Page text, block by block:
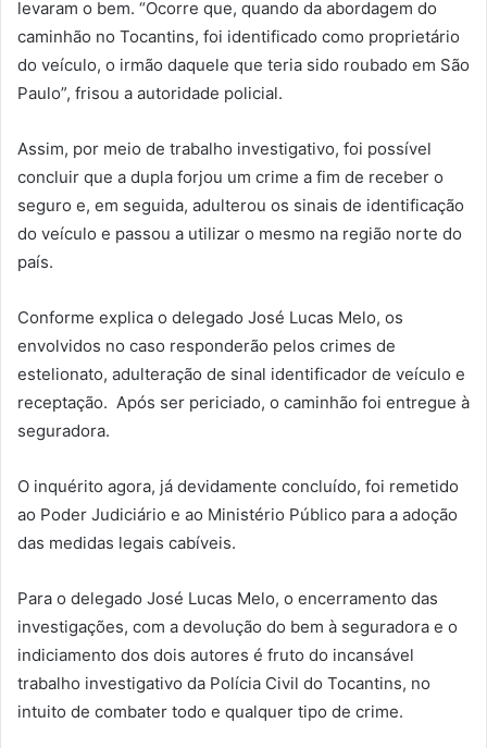
levaram o bem. “Ocorre que, quando da abordagem do
caminhão no Tocantins, foi identificado como proprietário
do veículo, o irmão daquele que teria sido roubado em São
Paulo”, frisou a autoridade policial.
Assim, por meio de trabalho investigativo, foi possível
concluir que a dupla forjou um crime a fim de receber o
seguro e, em seguida, adulterou os sinais de identificação
do veículo e passou a utilizar o mesmo na região norte do
país.
Conforme explica o delegado José Lucas Melo, os
envolvidos no caso responderão pelos crimes de
estelionato, adulteração de sinal identificador de veículo e
receptação. Após ser periciado, o caminhão foi entregue à
seguradora.
O inquérito agora, já devidamente concluído, foi remetido
ao Poder Judiciário e ao Ministério Público para a adoção
das medidas legais cabíveis.
Para o delegado José Lucas Melo, o encerramento das
investigações, com a devolução do bem à seguradora e o
indiciamento dos dois autores é fruto do incansável
trabalho investigativo da Polícia Civil do Tocantins, no
intuito de combater todo e qualquer tipo de crime.